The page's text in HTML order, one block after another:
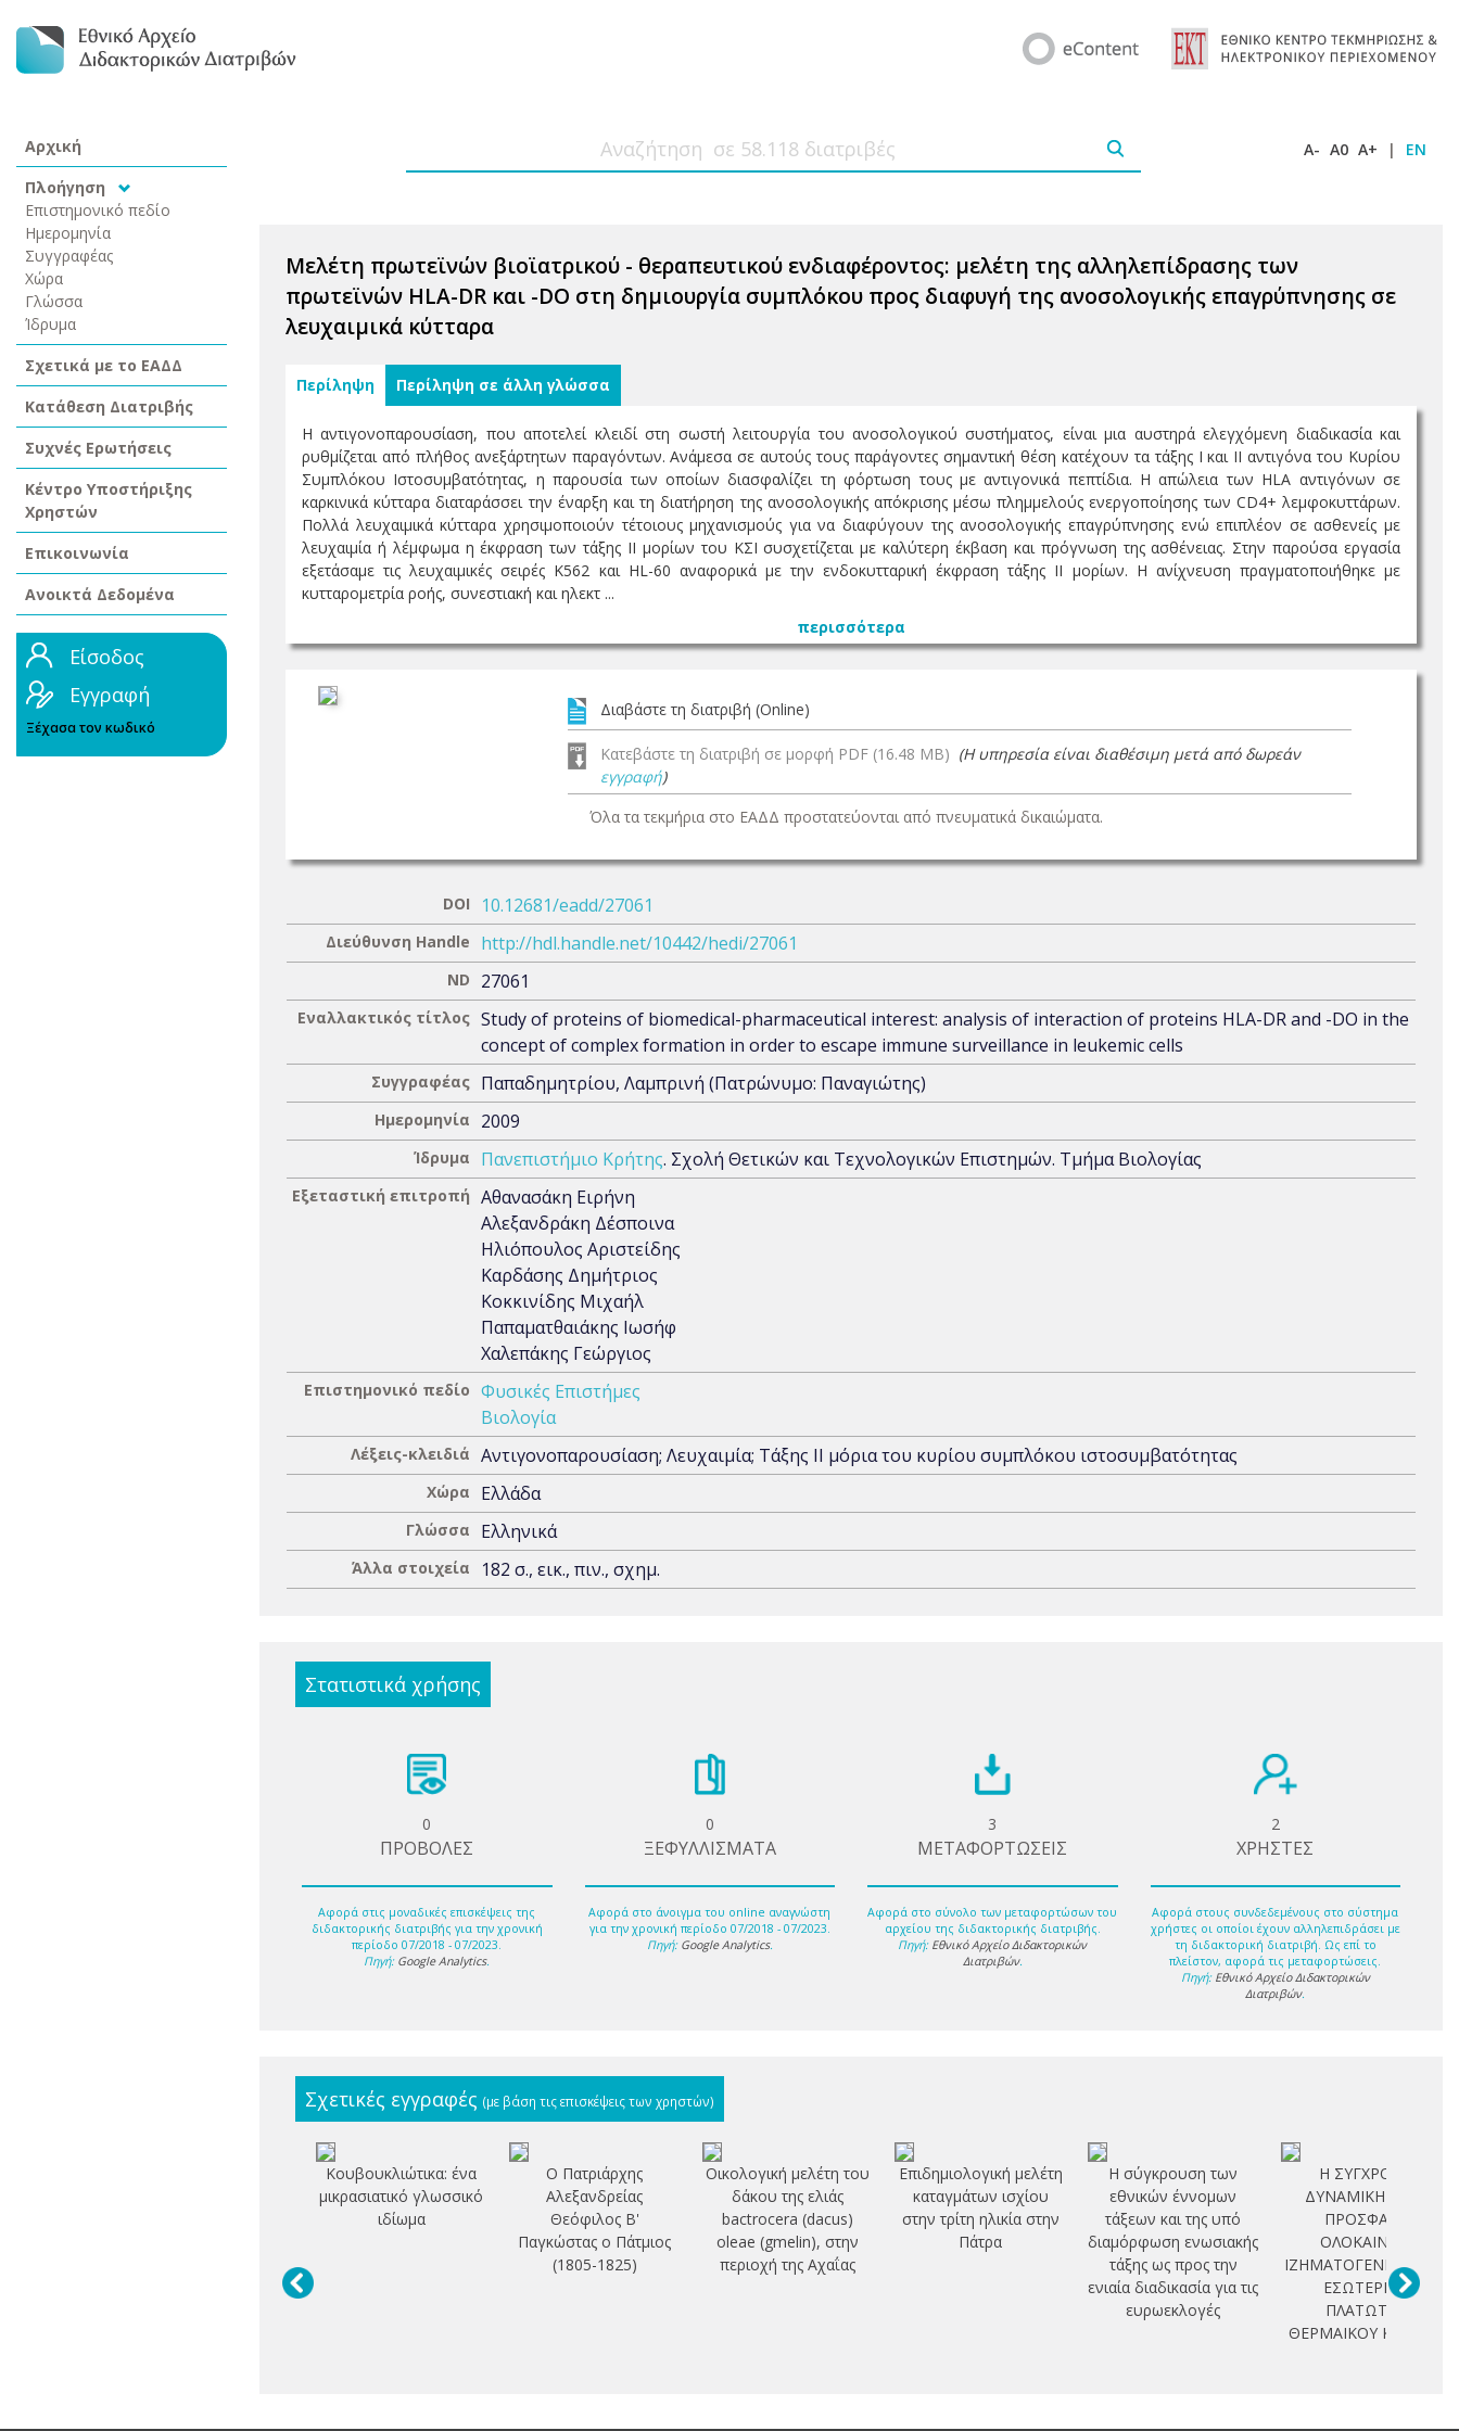
Αρχική
Πλοήγηση
Επιστημονικό πεδίο
Ημερομηνία
Συγγραφέας
Χώρα
Γλώσσα
Ίδρυμα
Σχετικά με το ΕΑΔΔ
Κατάθεση Διατριβής
Συχνές Ερωτήσεις
Κέντρο Υποστήριξης
Χρηστών
Επικοινωνία
Ανοικτά Δεδομένα
Είσοδος
Εγγραφή
Ξέχασα τον κωδικό
A- A0 A+ | EN
Μελέτη πρωτεϊνών βιοϊατρικού - θεραπευτικού ενδιαφέροντος: μελέτη της αλληλεπίδρασης των
πρωτεϊνών HLA-DR και -DO στη δημιουργία συμπλόκου προς διαφυγή της ανοσολογικής επαγρύπνησης σε
λευχαιμικά κύτταρα
Περίληψη Περίληψη σε άλλη γλώσσα
Η αντιγονοπαρουσίαση, που αποτελεί κλειδί στη σωστή λειτουργία του ανοσολογικού συστήματος, είναι μια αυστηρά ελεγχόμενη διαδικασία και
ρυθμίζεται από πλήθος ανεξάρτητων παραγόντων. Ανάμεσα σε αυτούς τους παράγοντες σημαντική θέση κατέχουν τα τάξης Ι και ΙΙ αντιγόνα του Κυρίου
Συμπλόκου Ιστοσυμβατότητας, η παρουσία των οποίων διασφαλίζει τη φόρτωση τους με αντιγονικά πεπτίδια. Η απώλεια των HLA αντιγόνων σε
καρκινικά κύτταρα διαταράσσει την έναρξη και τη διατήρηση της ανοσολογικής απόκρισης μέσω πλημμελούς ενεργοποίησης των CD4+ λεμφοκυττάρων.
Πολλά λευχαιμικά κύτταρα χρησιμοποιούν τέτοιους μηχανισμούς για να διαφύγουν της ανοσολογικής επαγρύπνησης ενώ επιπλέον σε ασθενείς με
λευχαιμία ή λέμφωμα η έκφραση των τάξης ΙΙ μορίων του ΚΣΙ συσχετίζεται με καλύτερη έκβαση και πρόγνωση της ασθένειας. Στην παρούσα εργασία
εξετάσαμε τις λευχαιμικές σειρές K562 και HL-60 αναφορικά με την ενδοκυτταρική έκφραση τάξης ΙΙ μορίων. Η ανίχνευση πραγματοποιήθηκε με
κυτταρομετρία ροής, συνεστιακή και ηλεκτ ...
περισσότερα
Διαβάστε τη διατριβή (Online)
Κατεβάστε τη διατριβή σε μορφή PDF (16.48 MB) (Η υπηρεσία είναι διαθέσιμη μετά από δωρεάν
εγγραφή)
Όλα τα τεκμήρια στο ΕΑΔΔ προστατεύονται από πνευματικά δικαιώματα.
DOI 10.12681/eadd/27061
Διεύθυνση Handle http://hdl.handle.net/10442/hedi/27061
ND 27061
Εναλλακτικός τίτλος Study of proteins of biomedical-pharmaceutical interest: analysis of interaction of proteins HLA-DR and -DO in the
concept of complex formation in order to escape immune surveillance in leukemic cells
Συγγραφέας Παπαδημητρίου, Λαμπρινή (Πατρώνυμο: Παναγιώτης)
Ημερομηνία 2009
Ίδρυμα Πανεπιστήμιο Κρήτης. Σχολή Θετικών και Τεχνολογικών Επιστημών. Τμήμα Βιολογίας
Εξεταστική επιτροπή Αθανασάκη Ειρήνη
Αλεξανδράκη Δέσποινα
Ηλιόπουλος Αριστείδης
Καρδάσης Δημήτριος
Κοκκινίδης Μιχαήλ
Παπαματθαιάκης Ιωσήφ
Χαλεπάκης Γεώργιος
Επιστημονικό πεδίο Φυσικές Επιστήμες
Βιολογία
Λέξεις-κλειδιά Αντιγονοπαρουσίαση; Λευχαιμία; Τάξης ΙΙ μόρια του κυρίου συμπλόκου ιστοσυμβατότητας
Χώρα Ελλάδα
Γλώσσα Ελληνικά
Άλλα στοιχεία 182 σ., εικ., πιν., σχημ.
Στατιστικά χρήσης
0
ΠΡΟΒΟΛΕΣ
Αφορά στις μοναδικές επισκέψεις της
διδακτορικής διατριβής για την χρονική
περίοδο 07/2018 - 07/2023.
Πηγή: Google Analytics.
0
ΞΕΦΥΛΛΙΣΜΑΤΑ
Αφορά στο άνοιγμα του online αναγνώστη
για την χρονική περίοδο 07/2018 - 07/2023.
Πηγή: Google Analytics.
3
ΜΕΤΑΦΟΡΤΩΣΕΙΣ
Αφορά στο σύνολο των μεταφορτώσων του
αρχείου της διδακτορικής διατριβής.
Πηγή: Εθνικό Αρχείο Διδακτορικών
Διατριβών.
2
ΧΡΗΣΤΕΣ
Αφορά στους συνδεδεμένους στο σύστημα
χρήστες οι οποίοι έχουν αλληλεπιδράσει με
τη διδακτορική διατριβή. Ως επί το
πλείστον, αφορά τις μεταφορτώσεις.
Πηγή: Εθνικό Αρχείο Διδακτορικών
Διατριβών.
Σχετικές εγγραφές (με βάση τις επισκέψεις των χρηστών)
Κουβουκλιώτικα: ένα
μικρασιατικό γλωσσικό
ιδίωμα
Ο Πατριάρχης
Αλεξανδρείας
Θεόφιλος Β'
Παγκώστας ο Πάτμιος
(1805-1825)
Οικολογική μελέτη του
δάκου της ελιάς
bactrocera (dacus)
oleae (gmelin), στην
περιοχή της Αχαΐας
Επιδημιολογική μελέτη
καταγμάτων ισχίου
στην τρίτη ηλικία στην
Πάτρα
Η σύγκρουση των
εθνικών έννομων
τάξεων και της υπό
διαμόρφωση ενωσιακής
τάξης ως προς την
ενιαία διαδικασία για τις
ευρωεκλογές
Η ΣΥΓΧΡΟΝΗ
ΔΥΝΑΜΙΚΗ ΚΑΙ Η
ΠΡΟΣΦΑΤΗ
ΟΛΟΚΑΙΝΙΚΗ
ΙΖΗΜΑΤΟΓΕΝΕΣΗ ΣΤΟ
ΕΣΩΤΕΡΙΚΟ
ΠΛΑΤΩΤΟΥ
ΘΕΡΜΑΙΚΟΥ ΚΟΛΠΟΥ